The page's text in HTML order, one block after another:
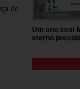
de
Um ano sem
eterno